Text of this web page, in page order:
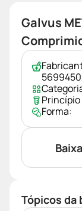
Galvus
Forma:
Tópicos da